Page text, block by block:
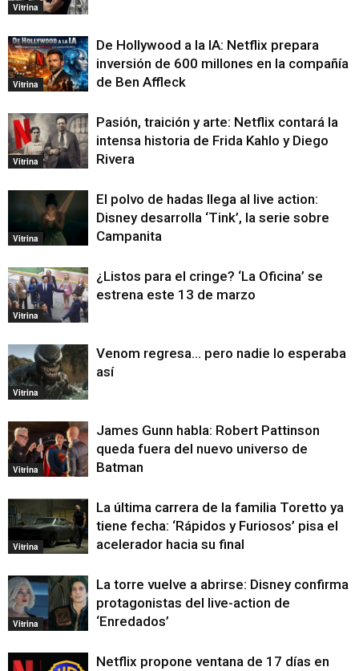
Vitrina
Vitrina
De Hollywood a la IA: Netflix prepara
inversión de 600 millones en la compañía
de Ben Affleck
Vitrina
Pasión, traición y arte: Netflix contará la
intensa historia de Frida Kahlo y Diego
Rivera
Vitrina
El polvo de hadas llega al live action:
Disney desarrolla ‘Tink’, la serie sobre
Campanita
Vitrina
¿Listos para el cringe? ‘La Oficina’ se
estrena este 13 de marzo
Vitrina
Venom regresa… pero nadie lo esperaba
así
Vitrina
James Gunn habla: Robert Pattinson
queda fuera del nuevo universo de
Batman
Vitrina
La última carrera de la familia Toretto ya
tiene fecha: ‘Rápidos y Furiosos’ pisa el
acelerador hacia su final
Vitrina
La torre vuelve a abrirse: Disney confirma
protagonistas del live-action de
‘Enredados’
Netflix propone ventana de 17 días en